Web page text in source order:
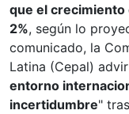
que el crecimiento
2%, según lo
comunicado, la
Latina (Cepal)
entorno
incertidumbre"